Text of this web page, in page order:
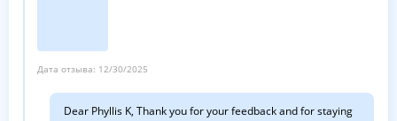
Дата отзыва: 12/30/2025
Dear Phyllis K, Thank you for your feedback and for staying